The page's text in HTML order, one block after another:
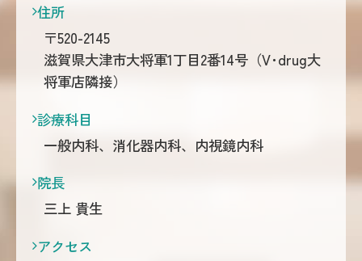
住所
〒520-2145
滋賀県大津市大将軍1丁目2番14号（V･drug大
将軍店隣接）
診療科目
一般内科、消化器内科、内視鏡内科
院長
三上 貴生
アクセス